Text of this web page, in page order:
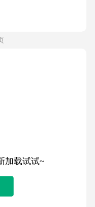
加载试试~